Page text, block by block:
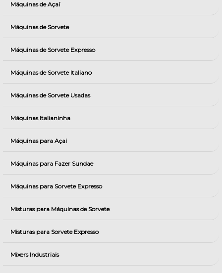
Máquinas de Açaí
Máquinas de Sorvete
Máquinas de Sorvete Expresso
Máquinas de Sorvete Italiano
Máquinas de Sorvete Usadas
Máquinas Italianinha
Máquinas para Açai
Máquinas para Fazer Sundae
Máquinas para Sorvete Expresso
Misturas para Máquinas de Sorvete
Misturas para Sorvete Expresso
Mixers Industriais